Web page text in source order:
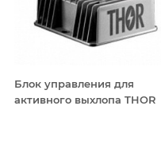
Блок управления для
активного выхлопа THOR